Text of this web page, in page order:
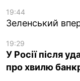
19:44
Зеленський
19:29
У Росії після
про хвилю